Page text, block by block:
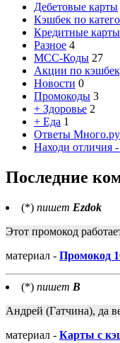
Дебетовые карты
Кэшбек по
Кредитные карты
Разное 4
MCC-Коды 27
Акции по
Новости 0
Промокоды 3
+ Здоровье 2
+ Еда 1
Ответы Много.ру
Находи отличия
Последние
(*) пишет Ezdok
Этот промокод
материал - Промокод
(*) пишет В
Андрей (Гатчина), да
материал - Карты с